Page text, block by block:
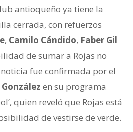
antioqueño ya tiene la
cerrada, con refuerzos
, Camilo Cándido, Faber Gil
de sumar a Rojas no
fue confirmada por el
en su programa
quien reveló que Rojas está
de vestirse de verde.